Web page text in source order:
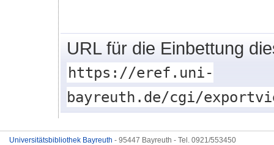
URL für die Einbettung
https://eref.uni-
bayreuth.de/cgi/
Universitätsbibliothek Bayreuth - 95447 Bayreuth - Tel. 0921/553450